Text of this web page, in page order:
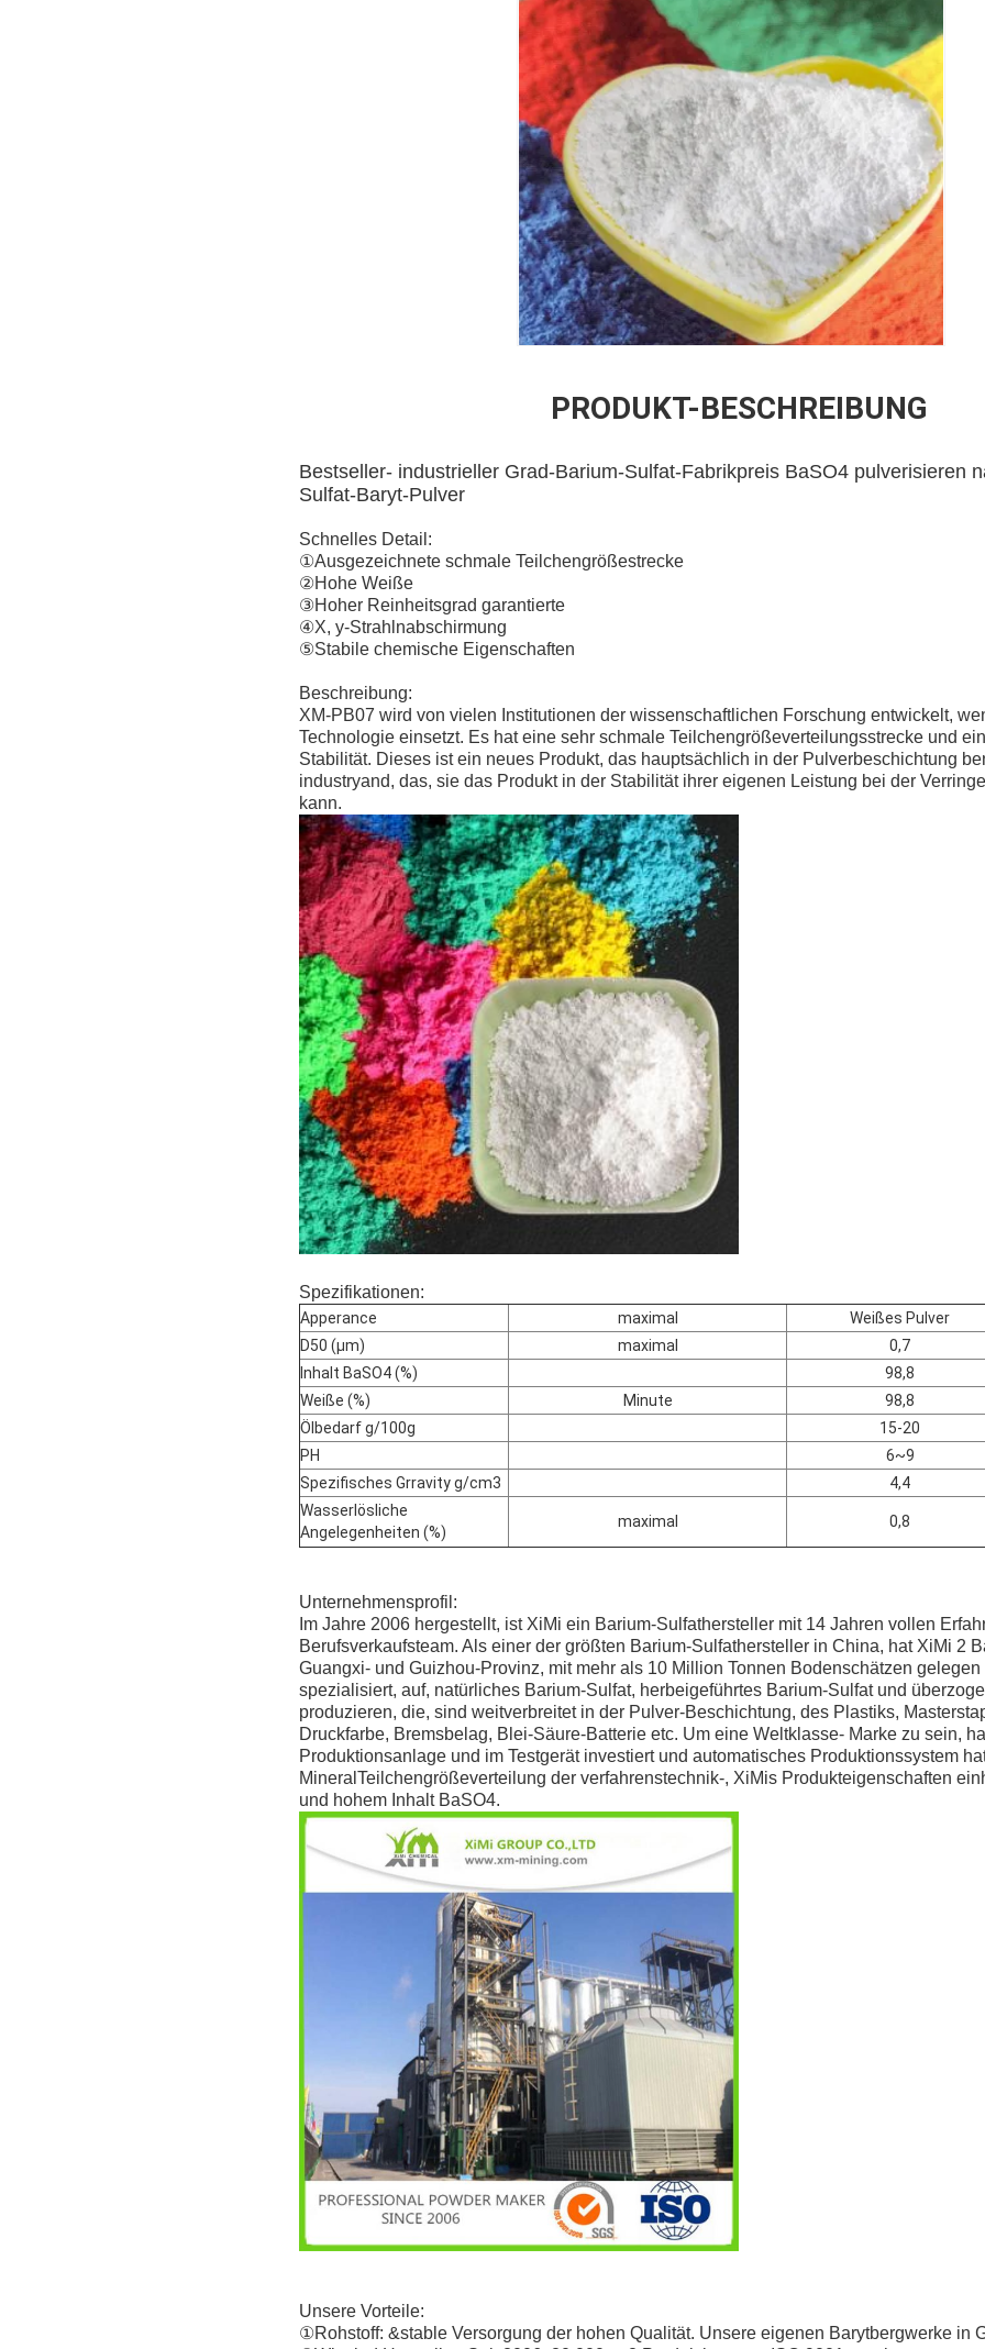
PRODUKT-BESCHREIBUNG
Bestseller- industrieller Grad-Barium-Sulfat-Fabrikpreis BaSO4 pulverisieren
Sulfat-Baryt-Pulver
Schnelles Detail:
①Ausgezeichnete schmale Teilchengrößestrecke
②Hohe Weiße
③Hoher Reinheitsgrad garantierte
④X, y-Strahlnabschirmung
⑤Stabile chemische Eigenschaften
Beschreibung:
XM-PB07 wird von vielen Institutionen der wissenschaftlichen Forschung entwickelt,
Technologie einsetzt. Es hat eine sehr schmale Teilchengrößeverteilungsstrecke und
Stabilität. Dieses ist ein neues Produkt, das hauptsächlich in der Pulverbeschichtung
industryand, das, sie das Produkt in der Stabilität ihrer eigenen Leistung bei der
kann.
Spezifikationen:
Apperance maximal
Weißes Pulver
D50 (μm)
maximal
0,7
Inhalt BaSO4 (%)
98,8
Weiße (%)
Minute
98,8
Ölbedarf g/100g
15-20
PH
6~9
Spezifisches Grravity g/cm3
4,4
Wasserlösliche
Angelegenheiten (%)
maximal 0,8
Unternehmensprofil:
Im Jahre 2006 hergestellt, ist XiMi ein Barium-Sulfathersteller mit 14 Jahren vollen
Berufsverkaufsteam. Als einer der größten Barium-Sulfathersteller in China, hat XiMi 2
Guangxi- und Guizhou-Provinz, mit mehr als 10 Million Tonnen Bodenschätzen
spezialisiert, auf, natürliches Barium-Sulfat, herbeigeführtes Barium-Sulfat und
produzieren, die, sind weitverbreitet in der Pulver-Beschichtung, des Plastiks,
Druckfarbe, Bremsbelag, Blei-Säure-Batterie etc. Um eine Weltklasse- Marke zu sein,
Produktionsanlage und im Testgerät investiert und automatisches Produktionssystem
MineralTeilchengrößeverteilung der verfahrenstechnik-, XiMis Produkteigenschaften
und hohem Inhalt BaSO4.
Unsere Vorteile:
①Rohstoff: &stable Versorgung der hohen Qualität. Unsere eigenen Barytbergwerke in